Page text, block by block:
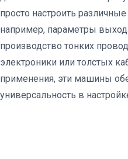
просто настроить
например, параметры
производство тонких
электроники или толстых
применения, эти машины
универсальность в